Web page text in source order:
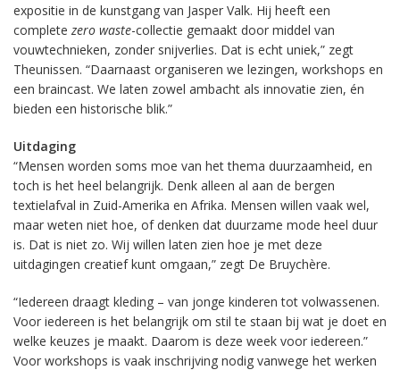
expositie in de kunstgang van Jasper Valk. Hij heeft een
completezero waste-collectie gemaakt door middel van
vouwtechnieken, zonder snijverlies. Dat is echt uniek,” zegt
Theunissen. “Daarnaast organiseren we lezingen, workshops en
een braincast. We laten zowel ambacht als innovatie zien, én
bieden een historische blik.”
Uitdaging
“Mensen worden soms moe van het thema duurzaamheid, en
toch is het heel belangrijk. Denk alleen al aan de bergen
textielafval in Zuid-Amerika en Afrika. Mensen willen vaak wel,
maar weten niet hoe, of denken dat duurzame mode heel duur
is. Dat is niet zo. Wij willen laten zien hoe je met deze
uitdagingen creatief kunt omgaan,” zegt De Bruychère.
“Iedereen draagt kleding – van jonge kinderen tot volwassenen.
Voor iedereen is het belangrijk om stil te staan bij wat je doet en
welke keuzes je maakt. Daarom is deze week voor iedereen.”
Voor workshops is vaak inschrijving nodig vanwege het werken